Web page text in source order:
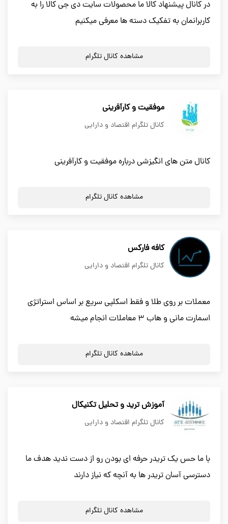
در کانال پیشنهاد کالا ما محصولات سایت دی جی کالا را به
کاربرانمان به تفکیک دسته ها معرفی میکنیم
مشاهده کانال تلگرام
موفقیت و کارآفرینی
کانال تلگرام اقتصاد و دارایی
کانال متن های انگیزشی درباره موفقیت و کارآفرینی
مشاهده کانال تلگرام
کافه فارکس
کانال تلگرام اقتصاد و دارایی
معملات بر روی طلا و فقط اسکلپی سریع بر اساس استراتژی
اسمارت مانی و هاب ۳ معاملات انجام میشه
مشاهده کانال تلگرام
آموزش ترید و تحلیل تکنیکال
کانال تلگرام اقتصاد و دارایی
با ما حس یک تریدر حرفه ای بودن رو از دست ندید هدف ما
دسترسی آسان تریدر ها به آنچه که نیاز دارند
مشاهده کانال تلگرام